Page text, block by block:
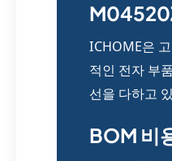
ICHOME은
적인 전자 부
선을 다하고
BOM 비